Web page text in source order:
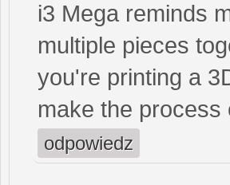
i3 Mega reminds
multiple pieces
you're printing a
make the process
odpowiedz